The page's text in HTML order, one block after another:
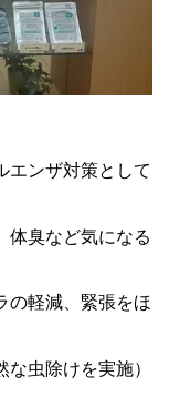
エンザ対策として
体臭など気になる
の軽減、緊張をほ
な虫除けを実施）